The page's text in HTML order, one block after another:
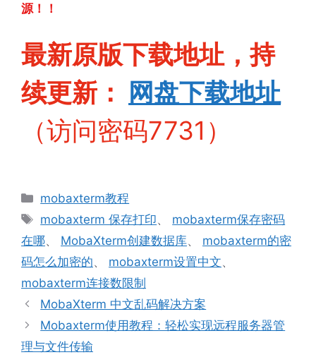
源！！
最新原版下载地址，持
续更新：
网盘下载地址
（访问密码7731）
分
类
mobaxterm教程
标
签
mobaxterm 保存打印、 mobaxterm保存密码
在哪、 MobaXterm创建数据库、 mobaxterm的密
码怎么加密的、 mobaxterm设置中文、
mobaxterm连接数限制
MobaXterm 中文乱码解决方案
Mobaxterm使用教程：轻松实现远程服务器管
理与文件传输